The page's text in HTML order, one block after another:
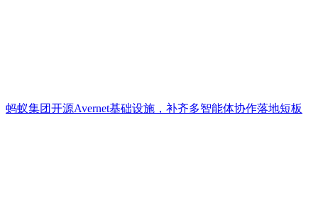
蚂蚁集团开源Avernet基础设施，补齐多智能体协作落地短板